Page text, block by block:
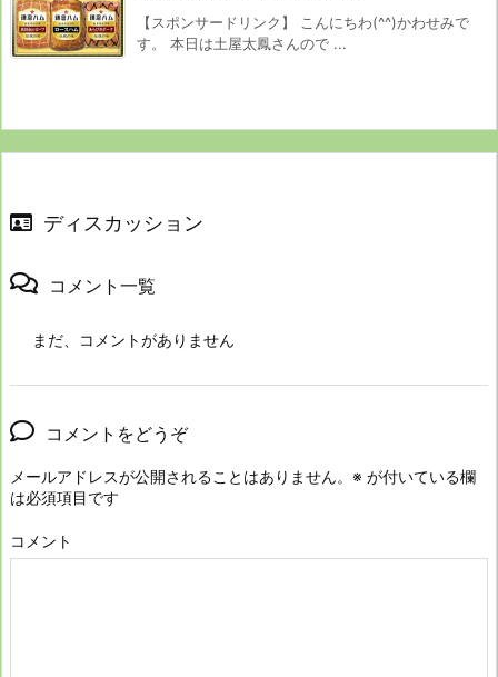
【スポンサードリンク】 こんにちわ(^^)かわせみで
す。 本日は土屋太鳳さんので ...
ディスカッション
コメント一覧
まだ、コメントがありません
コメントをどうぞ
メールアドレスが公開されることはありません。 ※ が付いている欄
は必須項目です
コメント